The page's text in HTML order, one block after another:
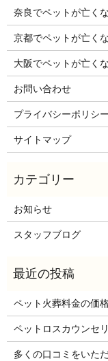
奈良でペットが亡く
京都でペットが亡く
大阪でペットが亡く
お問い合わせ
プライバシーポリシー
サイトマップ
お知らせ
スタッフブログ
ペット火葬料金の価
ペットロスカウンセ
多くの口コミをいた